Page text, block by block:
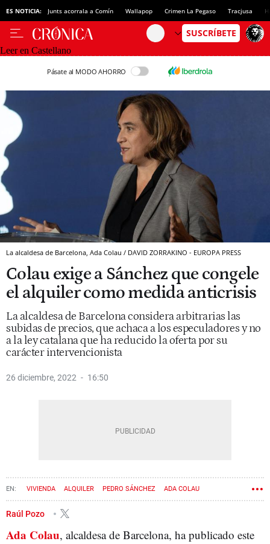
ES NOTICIA: Junts acorrala a Comín Wallapop Crimen La Pegaso Tracjusa
Leer en Castellano
Pásate al MODO AHORRO
La alcaldesa de Barcelona, Ada Colau / DAVID ZORRAKINO - EUROPA PRESS
Colau exige a Sánchez que congele
el alquiler como medida anticrisis
La alcaldesa de Barcelona considera arbitrarias las
subidas de precios, que achaca a los especuladores y no
a la ley catalana que ha reducido la oferta por su
carácter intervencionista
26 diciembre, 2022 16:50
VIVIENDA ALQUILER PEDRO SÁNCHEZ ADA COLAU
Raúl Pozo
Ada Colau, alcaldesa de Barcelona, ha publicado este